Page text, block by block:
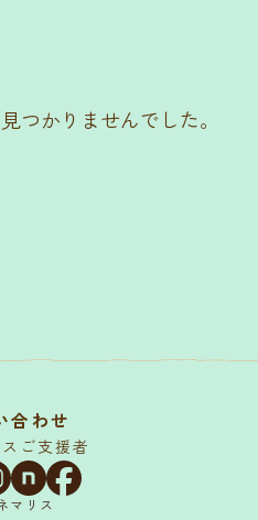
つかりませんでした。
合わせ
ご支援者
マリス︎